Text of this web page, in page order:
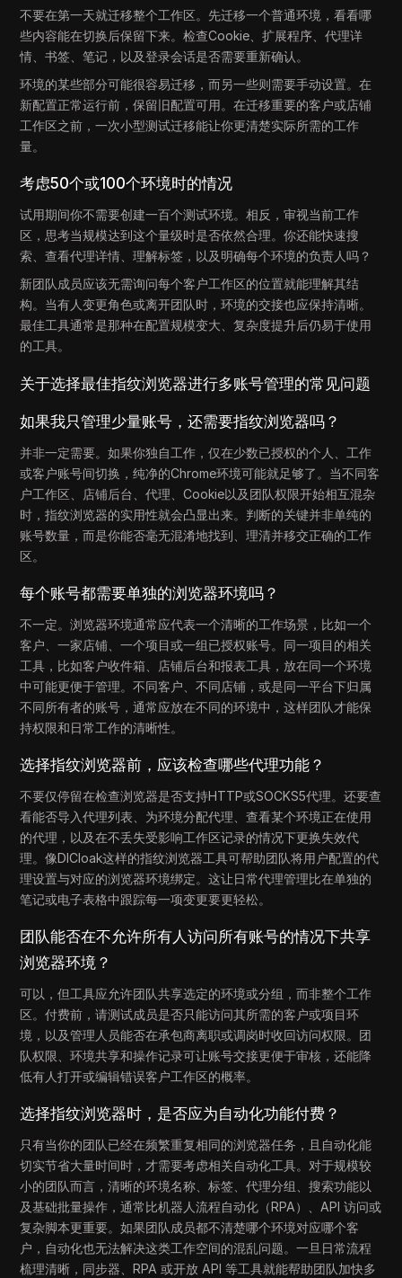
不要在第一天就迁移整个工作区。先迁移一个普通环境，看看哪
些内容能在切换后保留下来。检查Cookie、扩展程序、代理详
情、书签、笔记，以及登录会话是否需要重新确认。
环境的某些部分可能很容易迁移，而另一些则需要手动设置。在
新配置正常运行前，保留旧配置可用。在迁移重要的客户或店铺
工作区之前，一次小型测试迁移能让你更清楚实际所需的工作
量。
考虑50个或100个环境时的情况
试用期间你不需要创建一百个测试环境。相反，审视当前工作
区，思考当规模达到这个量级时是否依然合理。你还能快速搜
索、查看代理详情、理解标签，以及明确每个环境的负责人吗？
新团队成员应该无需询问每个客户工作区的位置就能理解其结
构。当有人变更角色或离开团队时，环境的交接也应保持清晰。
最佳工具通常是那种在配置规模变大、复杂度提升后仍易于使用
的工具。
关于选择最佳指纹浏览器进行多账号管理的常见问题
如果我只管理少量账号，还需要指纹浏览器吗？
并非一定需要。如果你独自工作，仅在少数已授权的个人、工作
或客户账号间切换，纯净的Chrome环境可能就足够了。当不同客
户工作区、店铺后台、代理、Cookie以及团队权限开始相互混杂
时，指纹浏览器的实用性就会凸显出来。判断的关键并非单纯的
账号数量，而是你能否毫无混淆地找到、理清并移交正确的工作
区。
每个账号都需要单独的浏览器环境吗？
不一定。浏览器环境通常应代表一个清晰的工作场景，比如一个
客户、一家店铺、一个项目或一组已授权账号。同一项目的相关
工具，比如客户收件箱、店铺后台和报表工具，放在同一个环境
中可能更便于管理。不同客户、不同店铺，或是同一平台下归属
不同所有者的账号，通常应放在不同的环境中，这样团队才能保
持权限和日常工作的清晰性。
选择指纹浏览器前，应该检查哪些代理功能？
不要仅停留在检查浏览器是否支持HTTP或SOCKS5代理。还要查
看能否导入代理列表、为环境分配代理、查看某个环境正在使用
的代理，以及在不丢失受影响工作区记录的情况下更换失效代
理。像DICloak这样的指纹浏览器工具可帮助团队将用户配置的代
理设置与对应的浏览器环境绑定。这让日常代理管理比在单独的
笔记或电子表格中跟踪每一项变更要更轻松。
团队能否在不允许所有人访问所有账号的情况下共享
浏览器环境？
可以，但工具应允许团队共享选定的环境或分组，而非整个工作
区。付费前，请测试成员是否只能访问其所需的客户或项目环
境，以及管理人员能否在承包商离职或调岗时收回访问权限。团
队权限、环境共享和操作记录可让账号交接更便于审核，还能降
低有人打开或编辑错误客户工作区的概率。
选择指纹浏览器时，是否应为自动化功能付费？
只有当你的团队已经在频繁重复相同的浏览器任务，且自动化能
切实节省大量时间时，才需要考虑相关自动化工具。对于规模较
小的团队而言，清晰的环境名称、标签、代理分组、搜索功能以
及基础批量操作，通常比机器人流程自动化（RPA）、API 访问或
复杂脚本更重要。如果团队成员都不清楚哪个环境对应哪个客
户，自动化也无法解决这类工作空间的混乱问题。一旦日常流程
梳理清晰，同步器、RPA 或开放 API 等工具就能帮助团队加快多